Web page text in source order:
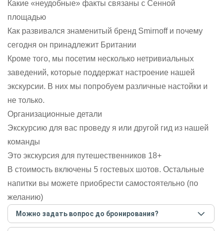
Какие «неудобные» факты связаны с Сенной
площадью
Как развивался знаменитый бренд Smirnoff и почему
сегодня он принадлежит Британии
Кроме того, мы посетим несколько нетривиальных
заведений, которые поддержат настроение нашей
экскурсии. В них мы попробуем различные настойки и
не только.
Организационные детали
Экскурсию для вас проведу я или другой гид из нашей
команды
Это экскурсия для путешественников 18+
В стоимость включены 5 гостевых шотов. Остальные
напитки вы можете приобрести самостоятельно (по
желанию)
Можно задать вопрос до бронирования?
Достаточно перейти по ссылке «Задать вопрос» и